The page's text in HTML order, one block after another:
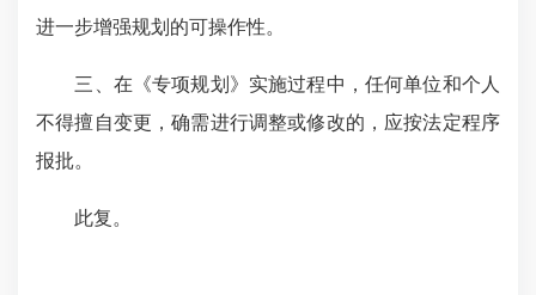
进一步增强规划的可操作性。
三、在《专项规划》实施过程中，任何单位和个人
不得擅自变更，确需进行调整或修改的，应按法定程序
报批。
此复。